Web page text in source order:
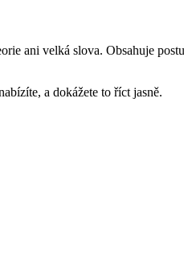
ani velká slova. Obsahuje
a dokážete to říct jasně.